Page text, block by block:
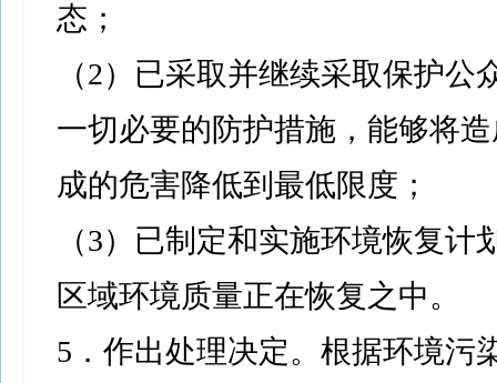
态；
（2）已采取并继续采取保护公
一切必要的防护措施，能够将
成的危害降低到最低限度；
（3）已制定和实施环境恢复计
区域环境质量正在恢复之中。
5．作出处理决定。根据环境污